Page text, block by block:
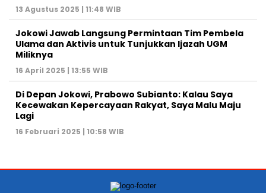
13 Agustus 2025 | 11:48 WIB
Jokowi Jawab Langsung Permintaan Tim Pembela
Ulama dan Aktivis untuk Tunjukkan Ijazah UGM
Miliknya
16 April 2025 | 13:55 WIB
Di Depan Jokowi, Prabowo Subianto: Kalau Saya
Kecewakan Kepercayaan Rakyat, Saya Malu Maju
Lagi
16 Februari 2025 | 10:58 WIB